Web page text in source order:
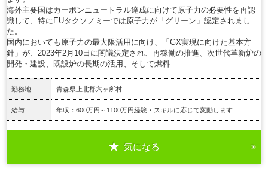
海外主要国はカーボンニュートラル達成に向けて原子力の必要性を再認
識して、特にEUタクソノミーでは原子力が「グリーン」認定されまし
た。
国内においても原子力の最大限活用に向け、「GX実現に向けた基本方
針」が、2023年2月10日に閣議決定され、再稼働の推進、次世代革新炉の
開発・建設、既設炉の長期の活用、そして燃料…
勤務地 青森県上北郡六ヶ所村
給与 年収：600万円～1100万円経験・スキルに応じて変動します
気になる